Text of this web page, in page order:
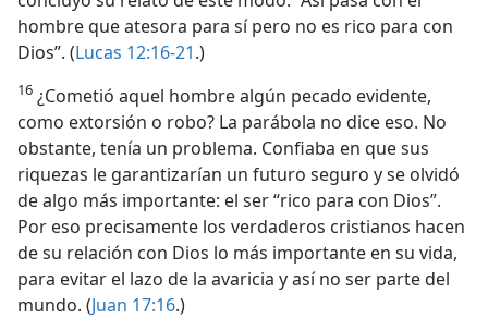
hombre que atesora para sí pero no es rico para con
Dios”. (Lucas 12:16-21.)
16 ¿Cometió aquel hombre algún pecado evidente,
como extorsión o robo? La parábola no dice eso. No
obstante, tenía un problema. Confiaba en que sus
riquezas le garantizarían un futuro seguro y se olvidó
de algo más importante: el ser “rico para con Dios”.
Por eso precisamente los verdaderos cristianos hacen
de su relación con Dios lo más importante en su vida,
para evitar el lazo de la avaricia y así no ser parte del
mundo. (Juan 17:16.)